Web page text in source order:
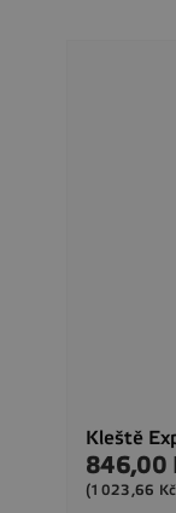
Kleště
Cena
846,00
(1023,66 Kč